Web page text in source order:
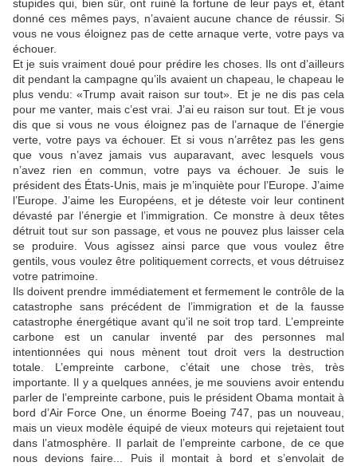
stupides qui, bien sûr, ont ruiné la fortune de leur pays et, étant
donné ces mêmes pays, n’avaient aucune chance de réussir. Si
vous ne vous éloignez pas de cette arnaque verte, votre pays va
échouer.
Et je suis vraiment doué pour prédire les choses. Ils ont d’ailleurs
dit pendant la campagne qu’ils avaient un chapeau, le chapeau le
plus vendu: «Trump avait raison sur tout». Et je ne dis pas cela
pour me vanter, mais c’est vrai. J’ai eu raison sur tout. Et je vous
dis que si vous ne vous éloignez pas de l’arnaque de l’énergie
verte, votre pays va échouer. Et si vous n’arrêtez pas les gens
que vous n’avez jamais vus auparavant, avec lesquels vous
n’avez rien en commun, votre pays va échouer. Je suis le
président des États-Unis, mais je m’inquiète pour l’Europe. J’aime
l’Europe. J’aime les Européens, et je déteste voir leur continent
dévasté par l’énergie et l’immigration. Ce monstre à deux têtes
détruit tout sur son passage, et vous ne pouvez plus laisser cela
se produire. Vous agissez ainsi parce que vous voulez être
gentils, vous voulez être politiquement corrects, et vous détruisez
votre patrimoine.
Ils doivent prendre immédiatement et fermement le contrôle de la
catastrophe sans précédent de l’immigration et de la fausse
catastrophe énergétique avant qu’il ne soit trop tard. L’empreinte
carbone est un canular inventé par des personnes mal
intentionnées qui nous mènent tout droit vers la destruction
totale. L’empreinte carbone, c’était une chose très, très
importante. Il y a quelques années, je me souviens avoir entendu
parler de l’empreinte carbone, puis le président Obama montait à
bord d’Air Force One, un énorme Boeing 747, pas un nouveau,
mais un vieux modèle équipé de vieux moteurs qui rejetaient tout
dans l’atmosphère. Il parlait de l’empreinte carbone, de ce que
nous devions faire... Puis il montait à bord et s’envolait de